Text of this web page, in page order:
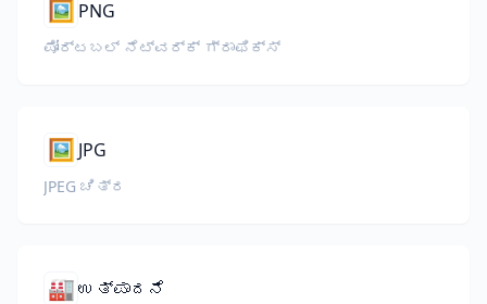
🖼️ PNG
ಪೋರ್ಟಬಲ್ ನೆಟ್‌ವರ್ಕ್ ಗ್ರಾಫಿಕ್ಸ್
🖼️ JPG
JPEG ಚಿತ್ರ
🏭ಉತ್ಪಾದನೆ